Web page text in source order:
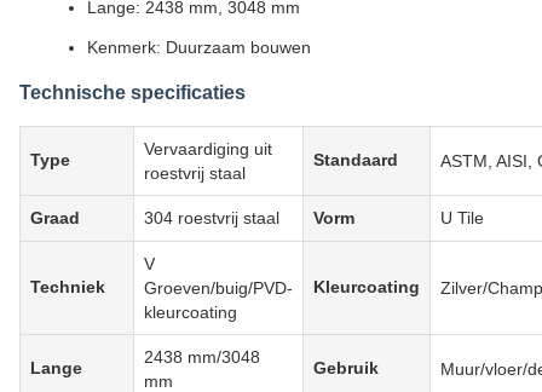
Lange: 2438 mm, 3048 mm
Kenmerk: Duurzaam bouwen
Technische specificaties
Type
Vervaardiging uit
roestvrij staal
Standaard ASTM, AISI,
Graad 304 roestvrij staal Vorm U Tile
Techniek
V
Groeven/buig/PVD-
kleurcoating
Kleurcoating Zilver/
Lange
2438 mm/3048
mm
Gebruik Muur/vloer/